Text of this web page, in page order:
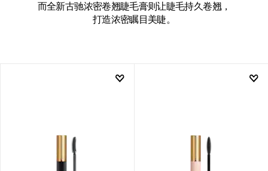
而全新古驰浓密卷翘睫毛膏则让睫毛持久卷翘，
打造浓密瞩目美睫。